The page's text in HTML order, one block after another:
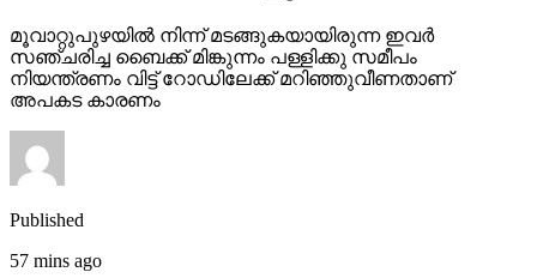
മൂവാറ്റുപുഴയില്‍ നിന്ന് മടങ്ങുകയായിരുന്ന ഇവര്‍
സഞ്ചരിച്ച ബൈക്ക് മിങ്കുന്നം പള്ളിക്കു സമീപം
നിയന്ത്രണം വിട്ട് റോഡിലേക്ക് മറിഞ്ഞുവീണതാണ്
അപകട കാരണം
Published
57 mins ago